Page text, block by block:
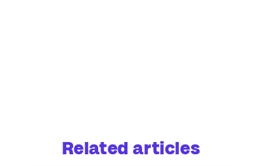
Related articles